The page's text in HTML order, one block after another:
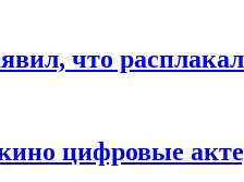
что
цифровые